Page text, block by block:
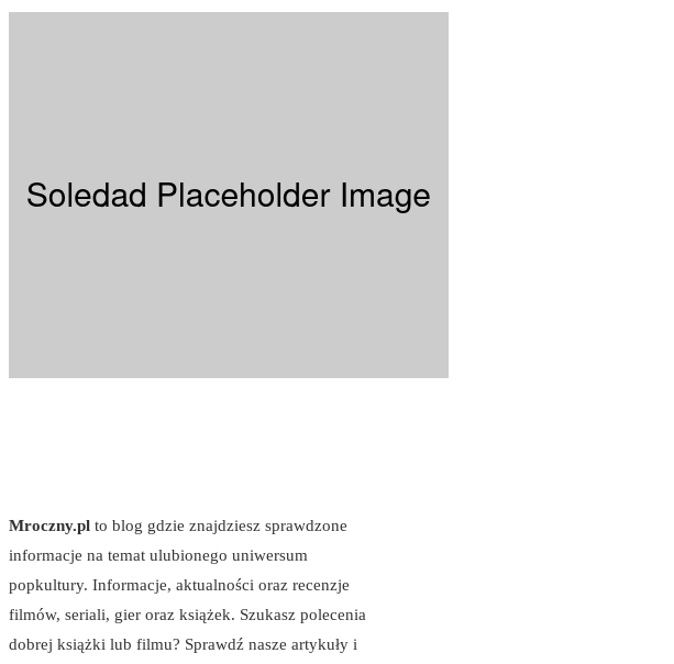
Mroczny.pl to blog gdzie znajdziesz sprawdzone
informacje na temat ulubionego uniwersum
popkultury. Informacje, aktualności oraz recenzje
filmów, seriali, gier oraz książek. Szukasz polecenia
dobrej książki lub filmu? Sprawdź nasze artykuły i